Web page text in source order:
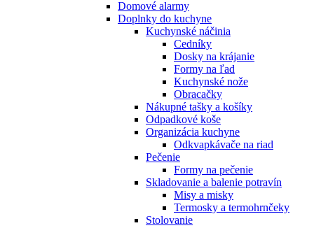
Domové alarmy
Doplnky do kuchyne
Kuchynské náčinia
Cedníky
Dosky na krájanie
Formy na ľad
Kuchynské nože
Obracačky
Nákupné tašky a košíky
Odpadkové koše
Organizácia kuchyne
Odkvapkávače na riad
Pečenie
Formy na pečenie
Skladovanie a balenie potravín
Misy a misky
Termosky a termohrnčeky
Stolovanie